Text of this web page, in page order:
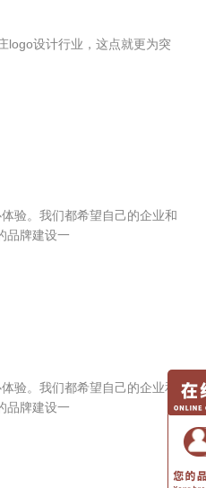
logo设计行业，这点就更为突
验。我们都希望自己的企业和
品牌建设一
验。我们都希望自己的企业和
品牌建设一